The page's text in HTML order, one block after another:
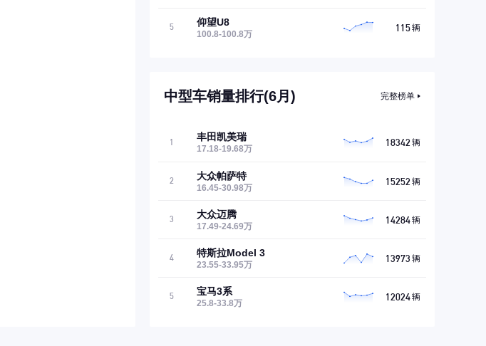
5 仰望U8
100.8-100.8万
115辆
中型车销量排行(6月) 完整榜单
1 丰田凯美瑞
17.18-19.68万
18342 辆
2 大众帕萨特
16.45-30.98万
15252 辆
3 大众迈腾
17.49-24.69万
14284辆
4 特斯拉Model 3
23.55-33.95万
13973 辆
5 宝马3系
25.8-33.8万
12024辆